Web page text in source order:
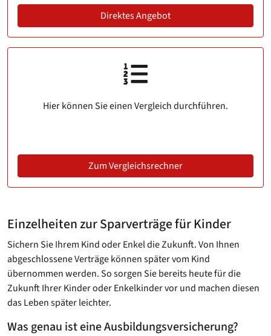
Direktes Angebot
Hier können Sie einen Vergleich durchführen.
Zum Vergleichsrechner
Einzelheiten zur Sparverträge für Kinder
Sichern Sie Ihrem Kind oder Enkel die Zukunft. Von Ihnen
abgeschlossene Verträge können später vom Kind
übernommen werden. So sorgen Sie bereits heute für die
Zukunft Ihrer Kinder oder Enkelkinder vor und machen diesen
das Leben später leichter.
Was genau ist eine Ausbildungsversicherung?